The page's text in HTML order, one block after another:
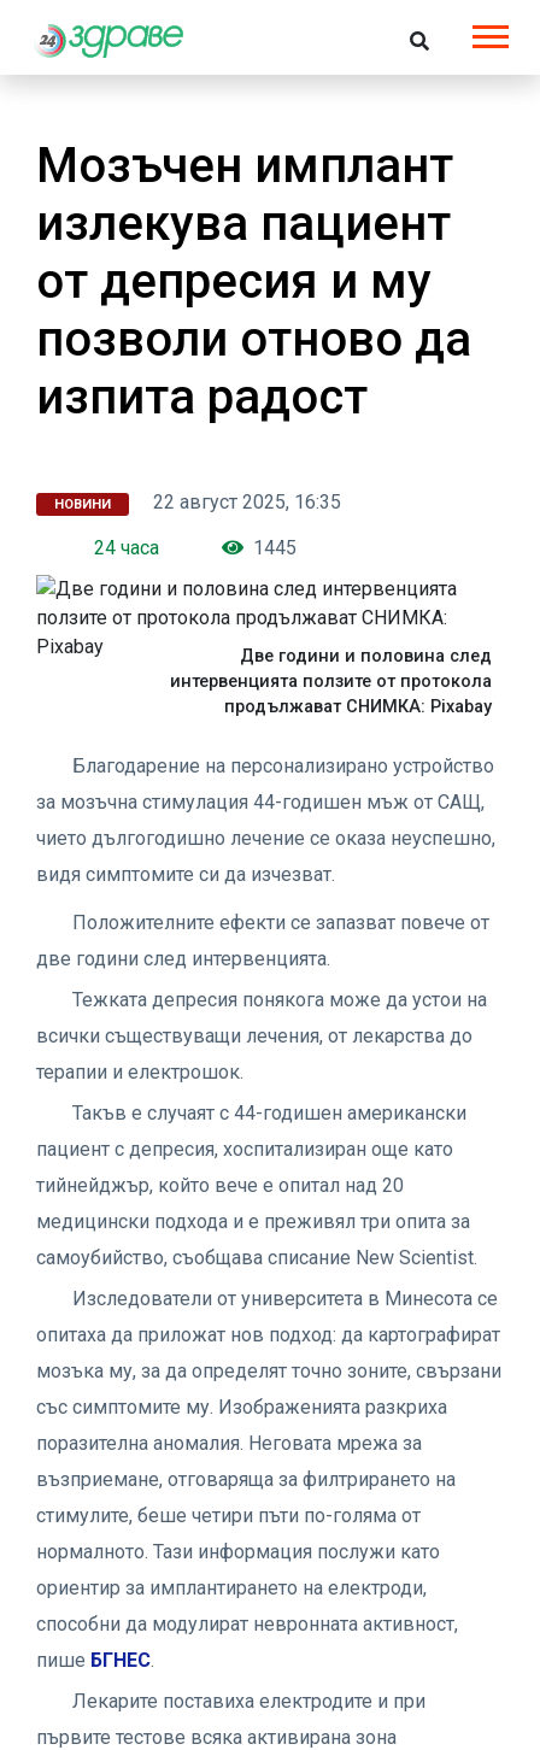
Мозъчен имплант
излекува пациент
от депресия и му
позволи отново да
изпита радост
НОВИНИ
22 август 2025, 16:35
24 часа
1445
Две години и половина след
интервенцията ползите от протокола
продължават СНИМКА: Pixabay
Благодарение на персонализирано устройство
за мозъчна стимулация 44-годишен мъж от САЩ,
чието дългогодишно лечение се оказа неуспешно,
видя симптомите си да изчезват.
Положителните ефекти се запазват повече от
две години след интервенцията.
Тежката депресия понякога може да устои на
всички съществуващи лечения, от лекарства до
терапии и електрошок.
Такъв е случаят с 44-годишен американски
пациент с депресия, хоспитализиран още като
тийнейджър, който вече е опитал над 20
медицински подхода и е преживял три опита за
самоубийство, съобщава списание New Scientist.
Изследователи от университета в Минесота се
опитаха да приложат нов подход: да картографират
мозъка му, за да определят точно зоните, свързани
със симптомите му. Изображенията разкриха
поразителна аномалия. Неговата мрежа за
възприемане, отговаряща за филтрирането на
стимулите, беше четири пъти по-голяма от
нормалното. Тази информация послужи като
ориентир за имплантирането на електроди,
способни да модулират невронната активност,
пише БГНЕС.
Лекарите поставиха електродите и при
първите тестове всяка активирана зона